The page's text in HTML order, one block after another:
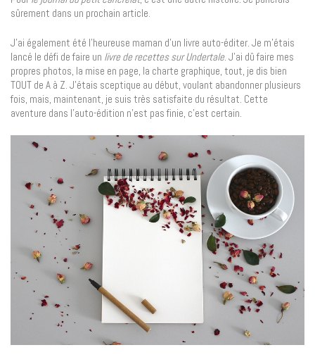
sûrement dans un prochain article.
J’ai également été l’heureuse maman d’un livre auto-éditer. Je m’étais
lancé le défi de faire un livre de recettes sur Undertale. J’ai dû faire mes
propres photos, la mise en page, la charte graphique, tout, je dis bien
TOUT de A à Z. J’étais sceptique au début, voulant abandonner plusieurs
fois, mais, maintenant, je suis très satisfaite du résultat. Cette
aventure dans l’auto-édition n’est pas finie, c’est certain.